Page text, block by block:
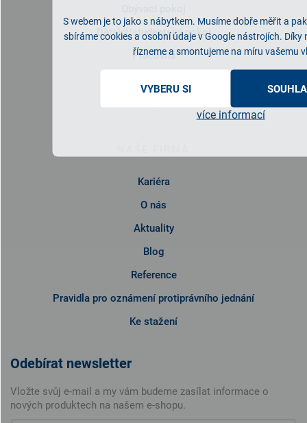
S webem je to jako s nábytkem. Musíme dobře měřit a
sbíráme cookies a osobní údaje v Google nástrojích. Díky
řízneme a smontujeme na míru vašemu
VYBERU SI
více informací
Dětský/studentský pokoj
Pracovna
Kariéra
O nás
Aktuality
Blog
Reference
Pravidla pro oznámení protiprávního jednání
Ke stažení
Odebírat newsletter
Vložte svůj e-mail a my vám budeme zasílat informace o
nových produktech na našem e-shopu.